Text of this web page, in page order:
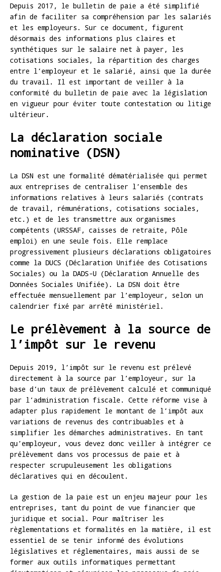
Depuis 2017, le bulletin de paie a été simplifié
afin de faciliter sa compréhension par les salariés
et les employeurs. Sur ce document, figurent
désormais des informations plus claires et
synthétiques sur le salaire net à payer, les
cotisations sociales, la répartition des charges
entre l’employeur et le salarié, ainsi que la durée
du travail. Il est important de veiller à la
conformité du bulletin de paie avec la législation
en vigueur pour éviter toute contestation ou litige
ultérieur.
La déclaration sociale
nominative (DSN)
La DSN est une formalité dématérialisée qui permet
aux entreprises de centraliser l’ensemble des
informations relatives à leurs salariés (contrats
de travail, rémunérations, cotisations sociales,
etc.) et de les transmettre aux organismes
compétents (URSSAF, caisses de retraite, Pôle
emploi) en une seule fois. Elle remplace
progressivement plusieurs déclarations obligatoires
comme la DUCS (Déclaration Unifiée des Cotisations
Sociales) ou la DADS-U (Déclaration Annuelle des
Données Sociales Unifiée). La DSN doit être
effectuée mensuellement par l’employeur, selon un
calendrier fixé par arrêté ministériel.
Le prélèvement à la source de
l’impôt sur le revenu
Depuis 2019, l’impôt sur le revenu est prélevé
directement à la source par l’employeur, sur la
base d’un taux de prélèvement calculé et communiqué
par l’administration fiscale. Cette réforme vise à
adapter plus rapidement le montant de l’impôt aux
variations de revenus des contribuables et à
simplifier les démarches administratives. En tant
qu’employeur, vous devez donc veiller à intégrer ce
prélèvement dans vos processus de paie et à
respecter scrupuleusement les obligations
déclaratives qui en découlent.
La gestion de la paie est un enjeu majeur pour les
entreprises, tant du point de vue financier que
juridique et social. Pour maîtriser les
règlementations et formalités en la matière, il est
essentiel de se tenir informé des évolutions
législatives et réglementaires, mais aussi de se
former aux outils informatiques permettant